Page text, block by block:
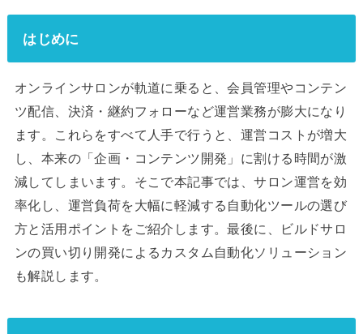
はじめに
オンラインサロンが軌道に乗ると、会員管理やコンテン
ツ配信、決済・継約フォローなど運営業務が膨大になり
ます。これらをすべて人手で行うと、運営コストが増大
し、本来の「企画・コンテンツ開発」に割ける時間が激
減してしまいます。そこで本記事では、サロン運営を効
率化し、運営負荷を大幅に軽減する自動化ツールの選び
方と活用ポイントをご紹介します。最後に、ビルドサロ
ンの買い切り開発によるカスタム自動化ソリューション
も解説します。